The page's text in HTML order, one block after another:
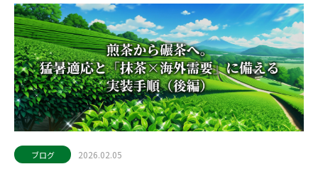
ブログ 2026.02.05